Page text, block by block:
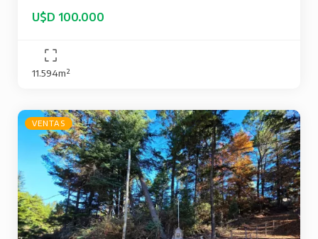
U$D 100.000
11.594m²
VENTAS